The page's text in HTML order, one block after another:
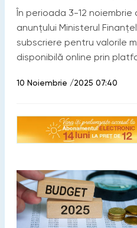
În perioada 3-12 noiembrie
anunțului Ministerul
subscriere pentru valorile
disponibilă online prin
10 Noiembrie /2025 07:40